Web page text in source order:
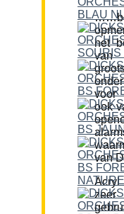
het
voor
ook
van